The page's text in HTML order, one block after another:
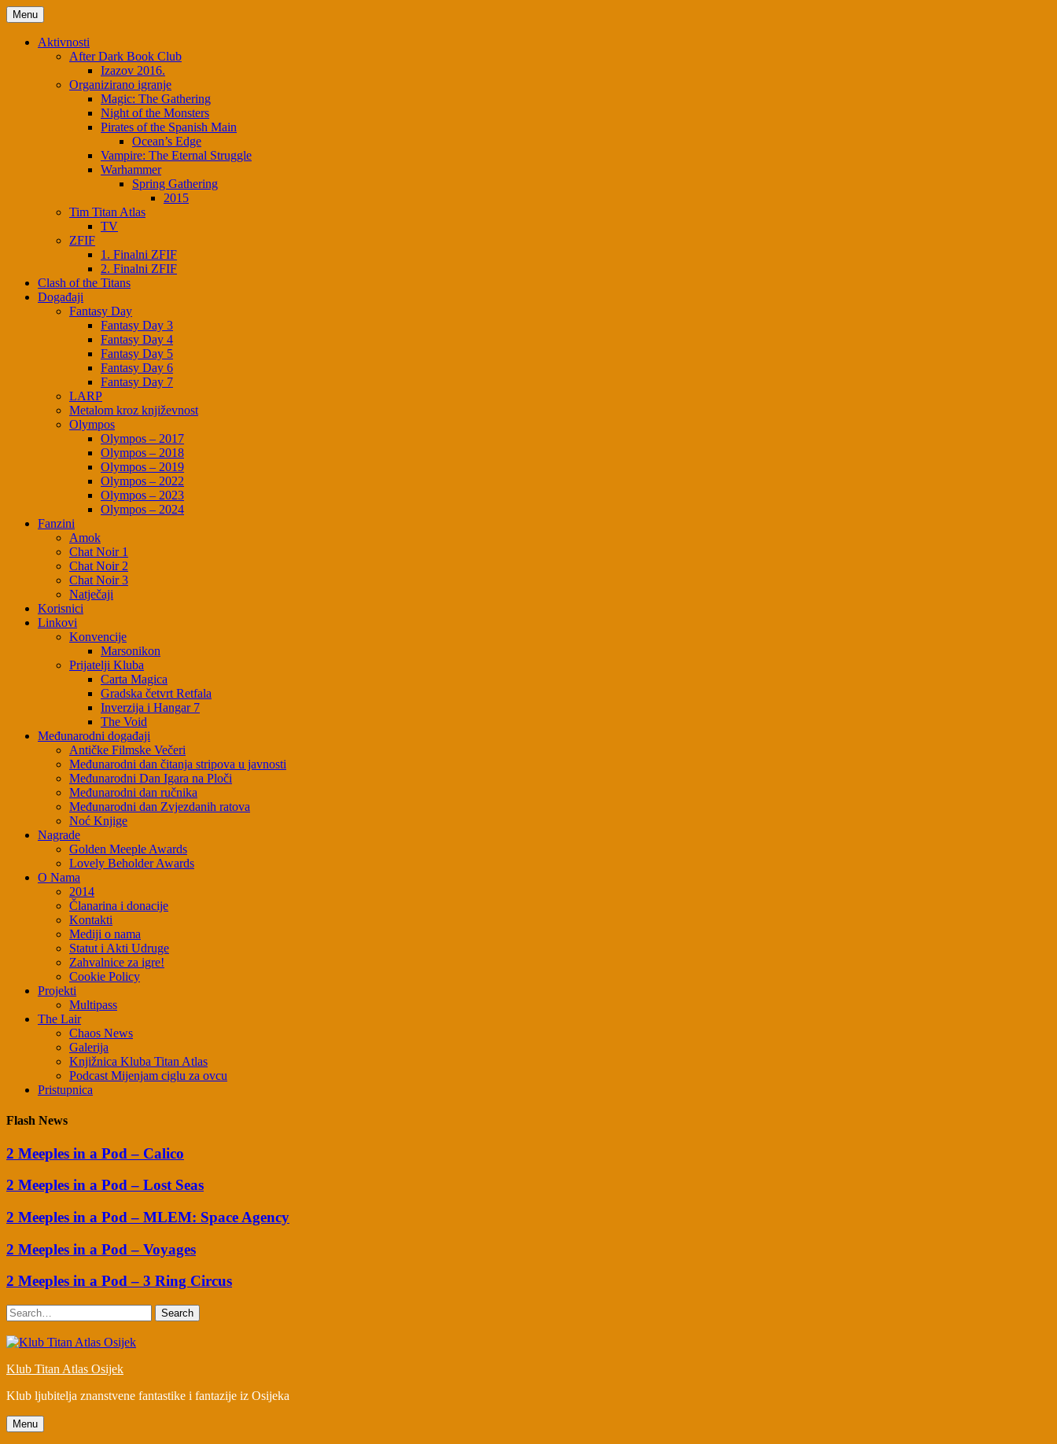
Skip
to
content
Menu
Aktivnosti
After Dark Book Club
Izazov 2016.
Organizirano igranje
Magic: The Gathering
Night of the Monsters
Pirates of the Spanish Main
Ocean’s Edge
Vampire: The Eternal Struggle
Warhammer
Spring Gathering
2015
Tim Titan Atlas
TV
ZFIF
1. Finalni ZFIF
2. Finalni ZFIF
Clash of the Titans
Događaji
Fantasy Day
Fantasy Day 3
Fantasy Day 4
Fantasy Day 5
Fantasy Day 6
Fantasy Day 7
LARP
Metalom kroz književnost
Olympos
Olympos – 2017
Olympos – 2018
Olympos – 2019
Olympos – 2022
Olympos – 2023
Olympos – 2024
Fanzini
Amok
Chat Noir 1
Chat Noir 2
Chat Noir 3
Natječaji
Korisnici
Linkovi
Konvencije
Marsonikon
Prijatelji Kluba
Carta Magica
Gradska četvrt Retfala
Inverzija i Hangar 7
The Void
Međunarodni događaji
Antičke Filmske Večeri
Međunarodni dan čitanja stripova u javnosti
Međunarodni Dan Igara na Ploči
Međunarodni dan ručnika
Međunarodni dan Zvjezdanih ratova
Noć Knjige
Nagrade
Golden Meeple Awards
Lovely Beholder Awards
O Nama
2014
Članarina i donacije
Kontakti
Mediji o nama
Statut i Akti Udruge
Zahvalnice za igre!
Cookie Policy
Projekti
Multipass
The Lair
Chaos News
Galerija
Knjižnica Kluba Titan Atlas
Podcast Mijenjam ciglu za ovcu
Pristupnica
Flash News
2 Meeples in a Pod – Calico
2 Meeples in a Pod – Lost Seas
2 Meeples in a Pod – MLEM: Space Agency
2 Meeples in a Pod – Voyages
2 Meeples in a Pod – 3 Ring Circus
Search
Klub Titan Atlas Osijek
Klub ljubitelja znanstvene fantastike i fantazije iz Osijeka
Menu